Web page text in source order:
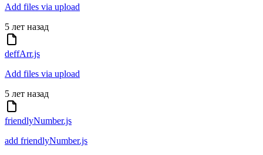
Add files via upload
5 лет назад
deffArr.js
Add files via upload
5 лет назад
friendlyNumber.js
add friendlyNumber.js